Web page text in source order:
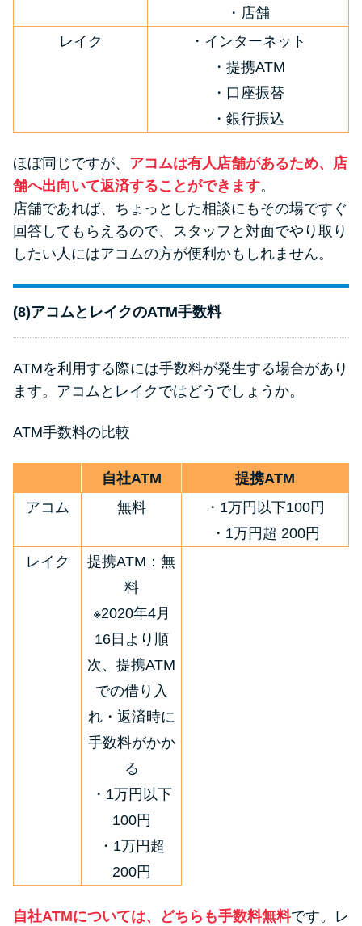
・店舗
レイク
・インターネット
・提携ATM
・口座振替
・銀行振込
ほぼ同じですが、 アコムは有人店舗があるため、店
舗へ出向いて返済することができます。
店舗であれば、ちょっとした相談にもその場ですぐ
回答してもらえるので、スタッフと対面でやり取り
したい人にはアコムの方が便利かもしれません。
(8)アコムとレイクのATM手数料
ATMを利用する際には手数料が発生する場合があり
ます。アコムとレイクではどうでしょうか。
ATM手数料の比較
自社ATM
提携ATM
アコム
無料
・1万円以下100円
・1万円超 200円
レイク
提携ATM：無
料
※2020年4月
16日より順
次、提携ATM
での借り入
れ・返済時に
手数料がかか
る
・1万円以下
100円
・1万円超
200円
自社ATMについては、どちらも手数料無料です。レ